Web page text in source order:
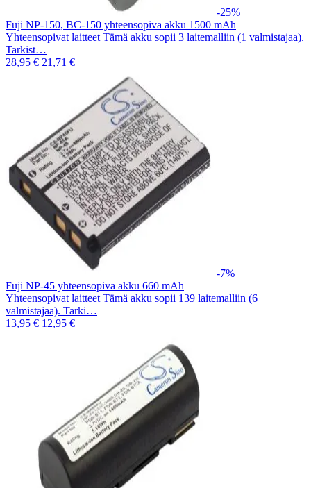
-25%
Fuji NP-150, BC-150 yhteensopiva akku 1500 mAh
Yhteensopivat laitteet Tämä akku sopii 3 laitemalliin (1 valmistajaa).
Tarkist…
28,95 € 21,71 €
-7%
Fuji NP-45 yhteensopiva akku 660 mAh
Yhteensopivat laitteet Tämä akku sopii 139 laitemalliin (6
valmistajaa). Tarki…
13,95 € 12,95 €